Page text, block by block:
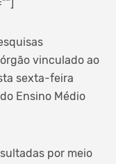
órgão vinculado ao
sexta-feira
Ensino Médio
por meio